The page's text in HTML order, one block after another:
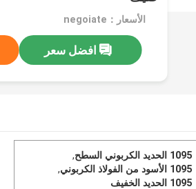
الأسعار：negoiate
افضل سعر
1095 الحديد الكربوني السطح
,
1095 الأسود من الفولاذ الكربوني
,
1095 الحديد الخفيف